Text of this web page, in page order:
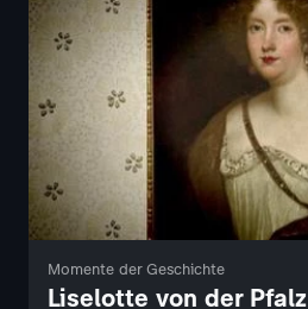
Momente der Geschichte
Liselotte von der Pfalz